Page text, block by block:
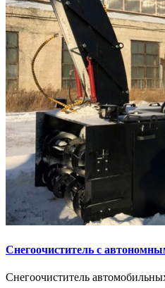
Снегоочиститель с
Снегоочиститель